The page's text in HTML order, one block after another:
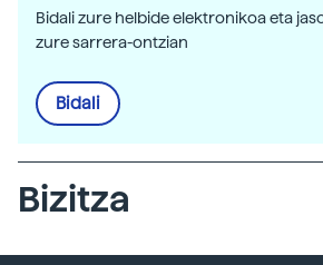
Bidali zure helbide elektronikoa eta
zure sarrera-ontzian
Bidali
Bizitza